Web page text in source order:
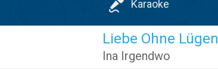
Karaoke
Liebe Ohne Lügen
Ina Irgendwo